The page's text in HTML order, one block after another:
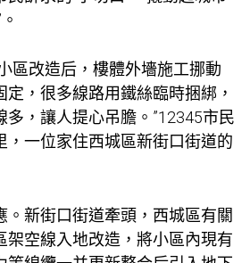
區改造后，樓體外墻施工挪動
，很多線路用鐵絲臨時捆綁，
，讓人提心吊膽。”12345市民
，一位家住西城區新街口街道的
。新街口街道牽頭，西城區有關
架空線入地改造，將小區內現有